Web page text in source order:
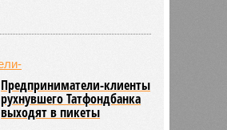
Предприниматели-клиенты
рухнувшего Татфондбанка
выходят в пикеты